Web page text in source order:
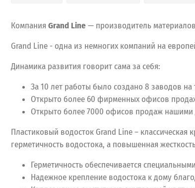
Компания Grand Line— производитель
Grand Line - одна из немногих компаний на
Динамика развития говорит сама за себя:
За 10 лет работы было создано 8 заводов
Открыто более 60 фирменных офисов
Открыто более 7000 офисов продаж нашими
Пластиковый водосток Grand Line –
герметичность водостока, а повышенная
Герметичность обеспечивается
Надежное крепление водостока к дому